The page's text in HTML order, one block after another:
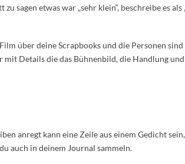
zu sagen etwas war „sehr klein“, beschreibe es
über deine Scrapbooks und die Personen sind
mit Details die das Bühnenbild, die Handlung
anregt kann eine Zeile aus einem Gedicht
auch in deinem Journal sammeln.